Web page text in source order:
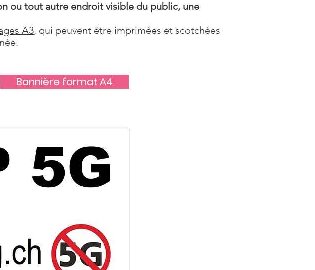
ou tout autre endroit visible du public, une
A3, qui peuvent être imprimées et scotchées
Bannière format A4